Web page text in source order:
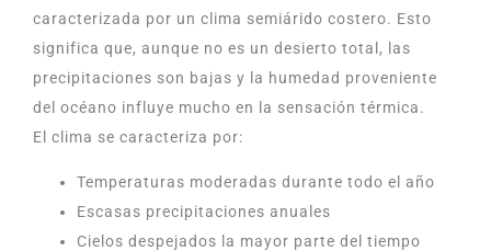
caracterizada por un clima semiárido costero. Esto
significa que, aunque no es un desierto total, las
precipitaciones son bajas y la humedad proveniente
del océano influye mucho en la sensación térmica.
El clima se caracteriza por:
Temperaturas moderadas durante todo el año
Escasas precipitaciones anuales
Cielos despejados la mayor parte del tiempo